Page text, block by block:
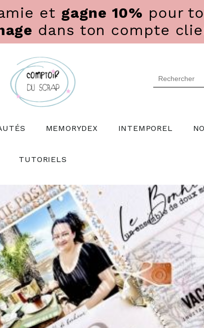
et gagne 10% pour
dans ton compte
MEMORYDEX INTEMPOREL
TUTORIELS